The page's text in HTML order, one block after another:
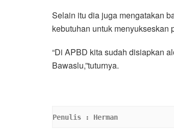
Selain itu dia juga mengatakan
kebutuhan untuk menyukseskan
“Di APBD kita sudah disiapkan
Bawaslu,”tuturnya.
Penulis : Herman